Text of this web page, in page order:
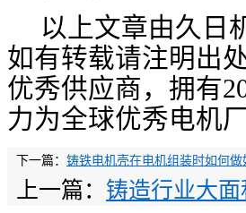
以上文章由久日
如有转载请注明出
优秀供应商，拥有
力为全球优秀电机
下一篇： 铸铁电机壳在电机组装时如何做
上一篇： 铸造行业大